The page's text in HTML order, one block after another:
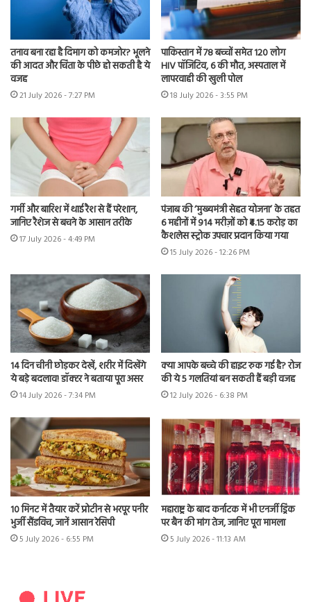
तनाव बना रहा है दिमाग को कमजोर? भूलने
की आदत और चिंता के पीछे हो सकती है ये
वजह
21 July 2026 - 7:27 PM
पाकिस्तान में 78 बच्चों समेत 120 लोग
HIV पॉजिटिव, 6 की मौत, अस्पताल में
लापरवाही की खुली पोल
18 July 2026 - 3:55 PM
गर्मी और बारिश में थाई रैश से हैं परेशान,
जानिए रैशेज से बचने के आसान तरीके
17 July 2026 - 4:49 PM
पंजाब की ‘मुख्यमंत्री सेहत योजना’ के तहत
6 महीनों में 914 मरीज़ों को ₹4.15 करोड़ का
कैशलेस स्ट्रोक उपचार प्रदान किया गया
15 July 2026 - 12:26 PM
14 दिन चीनी छोड़कर देखें, शरीर में दिखेंगे
ये बड़े बदलाव! डॉक्टर ने बताया पूरा असर
14 July 2026 - 7:34 PM
क्या आपके बच्चे की हाइट रुक गई है? रोज
की ये 5 गलतियां बन सकती हैं बड़ी वजह
12 July 2026 - 6:38 PM
10 मिनट में तैयार करें प्रोटीन से भरपूर पनीर
भुर्जी सैंडविच, जानें आसान रेसिपी
5 July 2026 - 6:55 PM
महाराष्ट्र के बाद कर्नाटक में भी एनर्जी ड्रिंक
पर बैन की मांग तेज, जानिए पूरा मामला
5 July 2026 - 11:13 AM